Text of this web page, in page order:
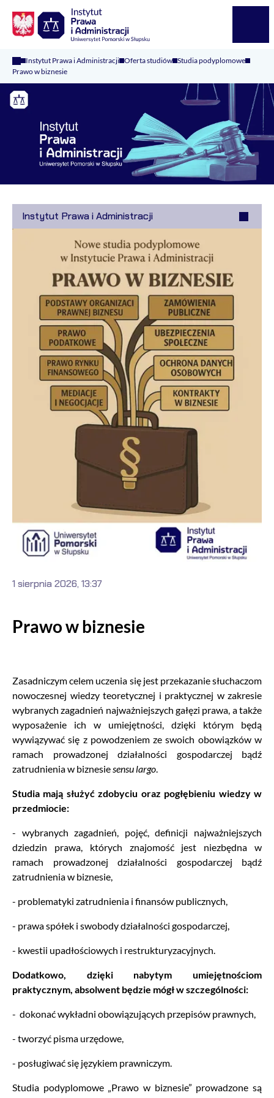
Instytut Prawa i Administracji Oferta studiów Studia podyplomowe
Prawo w biznesie
Instytut Prawa i Administracji
Prawo w biznesie
1 sierpnia 2026, 13:37
Zasadniczym celem uczenia się jest przekazanie słuchaczom
nowoczesnej wiedzy teoretycznej i praktycznej w zakresie
wybranych zagadnień najważniejszych gałęzi prawa, a także
wyposażenie ich w umiejętności, dzięki którym będą
wywiązywać się z powodzeniem ze swoich obowiązków w
ramach prowadzonej działalności gospodarczej bądź
zatrudnienia w biznesie sensu largo
Studia mają służyć zdobyciu oraz pogłębieniu wiedzy w
przedmiocie:
- wybranych zagadnień, pojęć, definicji najważniejszych
dziedzin prawa, których znajomość jest niezbędna w
ramach prowadzonej działalności gospodarczej bądź
zatrudnienia w biznesie,
- problematyki zatrudnienia i finansów publicznych,
- prawa spółek i swobody działalności gospodarczej,
- kwestii upadłościowych i restrukturyzacyjnych.
Dodatkowo, dzięki nabytym umiejętnościom
praktycznym, absolwent będzie mógł w szczególności:
- dokonać wykładni obowiązujących przepisów prawnych,
- tworzyć pisma urzędowe,
- posługiwać się językiem prawniczym.
Studia podyplomowe „Prawo w biznesie” prowadzone są
Logo Kaliop Poland